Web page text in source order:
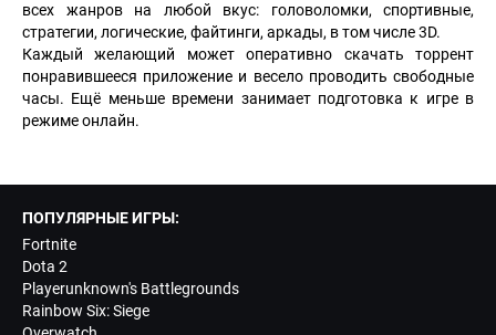
всех жанров на любой вкус: головоломки, спортивные,
стратегии, логические, файтинги, аркады, в том числе 3D.
Каждый желающий может оперативно скачать торрент
понравившееся приложение и весело проводить свободные
часы. Ещё меньше времени занимает подготовка к игре в
режиме онлайн.
ПОПУЛЯРНЫЕ ИГРЫ:
Fortnite
Dota 2
Playerunknown's Battlegrounds
Rainbow Six: Siege